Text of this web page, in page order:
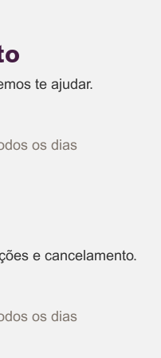
te ajudar.
os dias
e cancelamento.
os dias